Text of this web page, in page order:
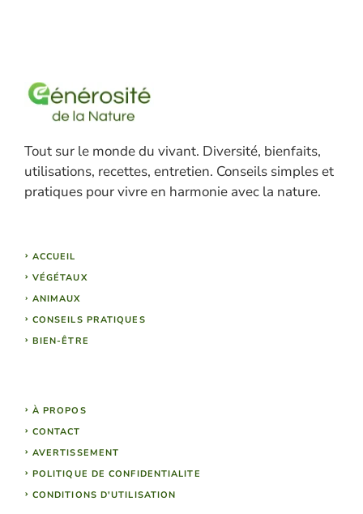
Tout sur le monde du vivant. Diversité, bienfaits,
utilisations, recettes, entretien. Conseils simples et
pratiques pour vivre en harmonie avec la nature.
ACCUEIL
VÉGÉTAUX
ANIMAUX
CONSEILS PRATIQUES
BIEN-ÊTRE
À PROPOS
CONTACT
AVERTISSEMENT
POLITIQUE DE CONFIDENTIALITE
CONDITIONS D'UTILISATION